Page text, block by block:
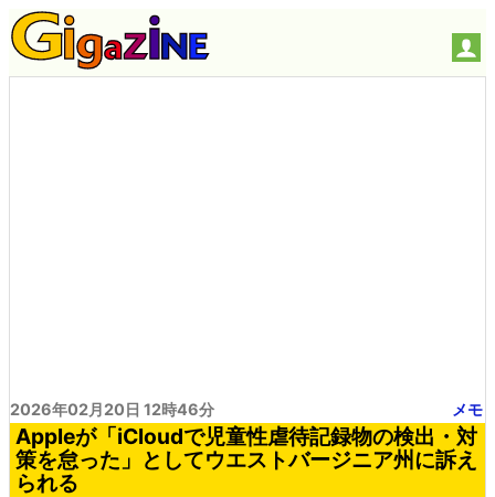
2026年02月20日 12時46分 メモ
Appleが「iCloudで児童性虐待記録物の検出・対
策を怠った」としてウエストバージニア州に訴え
られる